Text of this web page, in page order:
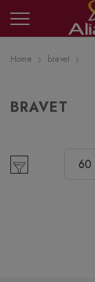
Home bravet
BRAVET